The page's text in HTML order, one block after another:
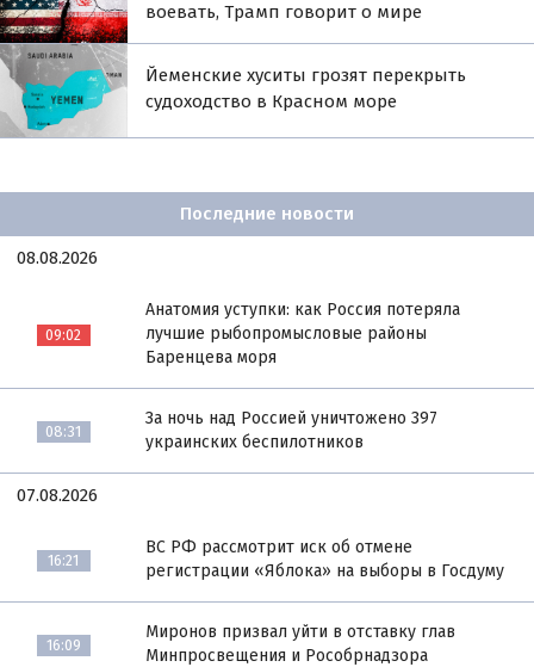
воевать, Трамп говорит о мире
Йеменские хуситы грозят перекрыть
судоходство в Красном море
Последние новости
08.08.2026
09:02
Анатомия уступки: как Россия потеряла
лучшие рыбопромысловые районы
Баренцева моря
08:31
За ночь над Россией уничтожено 397
украинских беспилотников
07.08.2026
16:21
ВС РФ рассмотрит иск об отмене
регистрации «Яблока» на выборы в Госдуму
16:09
Миронов призвал уйти в отставку глав
Минпросвещения и Рособрнадзора